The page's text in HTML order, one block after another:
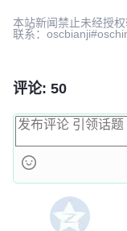
本站新闻禁止未经授
联系：
评论: 50